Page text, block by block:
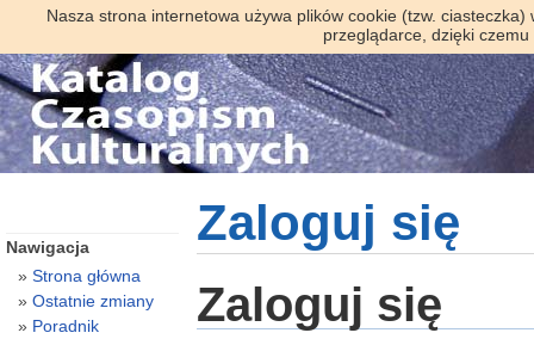
Nasza strona internetowa używa plików cookie (tzw.
przeglądarce, dzięki
Zaloguj się
Zaloguj się
Nawigacja
Strona główna
Ostatnie zmiany
Poradnik